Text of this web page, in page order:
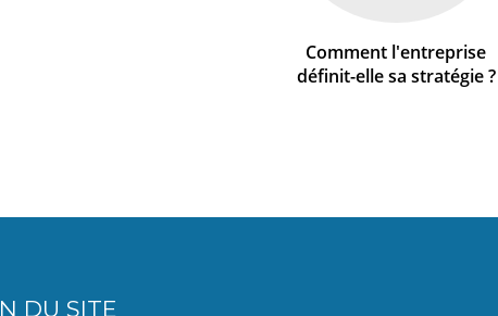
Comment l'entreprise
définit-elle sa stratégie ?
DU SITE